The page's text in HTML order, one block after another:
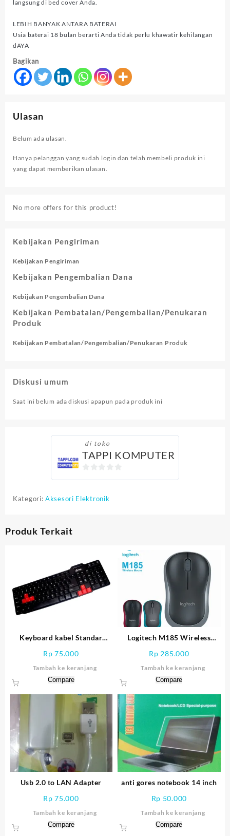
langsung di bed cover Anda.
LEBIH BANYAK ANTARA BATERAI
Usia baterai 18 bulan berarti Anda tidak perlu khawatir kehilangan
dAYA
Bagikan
Ulasan
Belum ada ulasan.
Hanya pelanggan yang sudah login dan telah membeli produk ini
yang dapat memberikan ulasan.
No more offers for this product!
Kebijakan Pengiriman
Kebijakan Pengiriman
Kebijakan Pengembalian Dana
Kebijakan Pengembalian Dana
Kebijakan Pembatalan/Pengembalian/Penukaran
Produk
Kebijakan Pembatalan/Pengembalian/Penukaran Produk
Diskusi umum
Saat ini belum ada diskusi apapun pada produk ini
di toko
TAPPI KOMPUTER
of
Kategori:Aksesori Elektronik
Produk Terkait
Keyboard kabel Standar
Rp 75.000
Tambah ke keranjang
Compare
Logitech M185 Wireless
Rp 285.000
Tambah ke keranjang
Compare
Usb 2.0 to LAN Adapter
Rp 75.000
Tambah ke keranjang
Compare
anti gores notebook 14 inch
Rp 50.000
Tambah ke keranjang
Compare